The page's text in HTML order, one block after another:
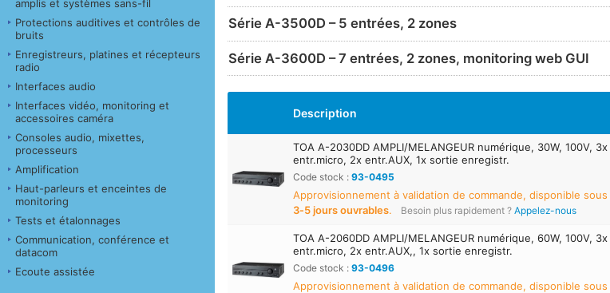
amplis et systèmes sans-fil
Protections auditives et contrôles de
bruits
Enregistreurs, platines et récepteurs
radio
Interfaces audio
Interfaces vidéo, monitoring et
accessoires caméra
Consoles audio, mixettes,
processeurs
Amplification
Haut-parleurs et enceintes de
monitoring
Tests et étalonnages
Communication, conférence et
datacom
Ecoute assistée
Série A-3500D – 5 entrées, 2 zones
Série A-3600D – 7 entrées, 2 zones, monitoring web GUI
Description
TOA A-2030DD AMPLI/MELANGEUR numérique, 30W, 100V, 3x
entr.micro, 2x entr.AUX, 1x sortie enregistr.
Code stock :93-0495
Approvisionnement à validation de commande, disponible sous
3‑5 jours ouvrables. Besoin plus rapidement ? Appelez-nous
TOA A-2060DD AMPLI/MELANGEUR numérique, 60W, 100V, 3x
entr.micro, 2x entr.AUX,, 1x sortie enregistr.
Code stock :93-0496
Approvisionnement à validation de commande, disponible sous